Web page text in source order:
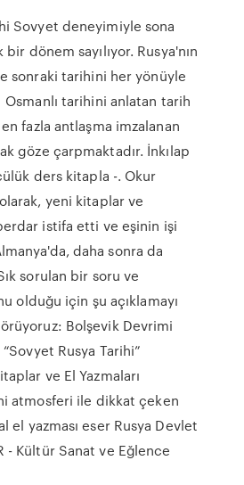
Sovyet deneyimiyle sona
dönem sayılıyor. Rusya'nın
sonraki tarihini her yönüyle
Osmanlı tarihini anlatan tarih
fazla antlaşma imzalanan
göze çarpmaktadır. İnkılap
ders kitapla -. Okur
yeni kitaplar ve
istifa etti ve eşinin işi
daha sonra da
sorulan bir soru ve
olduğu için şu açıklamayı
Bolşevik Devrimi
“Sovyet Rusya Tarihi”
ve El Yazmaları
atmosferi ile dikkat çeken
el yazması eser Rusya Devlet
- Kültür Sanat ve Eğlence